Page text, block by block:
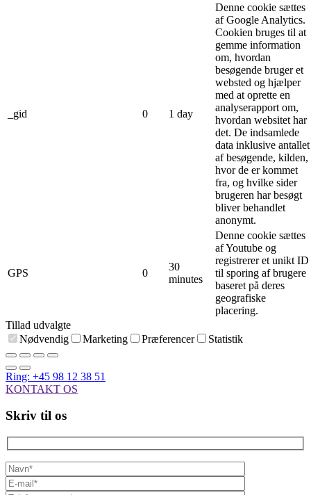
_gid 0 1 day
Denne cookie sættes
af Google Analytics.
Cookien bruges til at
gemme information
om, hvordan
besøgende bruger et
websted og hjælper
med at oprette en
analyserapport om,
hvordan websitet har
det. De indsamlede
data inklusive antallet
af besøgende, kilden,
hvor de er kommet
fra, og hvilke sider
brugeren har besøgt
bliver behandlet
anonymt.
GPS 0
30
minutes
Denne cookie sættes
af Youtube og
registrerer et unikt ID
til sporing af brugere
baseret på deres
geografiske
placering.
Tillad udvalgte
Nødvendig
Marketing Præferencer Statistik
Ring: +45 98 12 38 51
KONTAKT OS
Skriv til os